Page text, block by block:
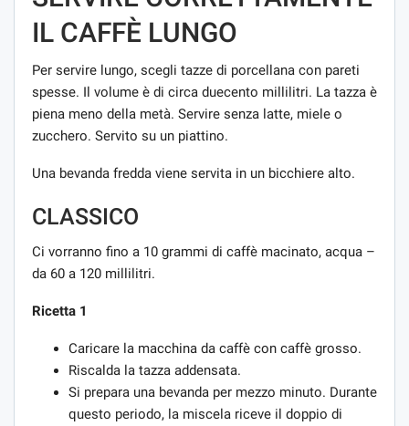
IL CAFFÈ LUNGO
Per servire lungo, scegli tazze di porcellana con pareti
spesse. Il volume è di circa duecento millilitri. La tazza è
piena meno della metà. Servire senza latte, miele o
zucchero. Servito su un piattino.
Una bevanda fredda viene servita in un bicchiere alto.
CLASSICO
Ci vorranno fino a 10 grammi di caffè macinato, acqua –
da 60 a 120 millilitri.
Ricetta 1
Caricare la macchina da caffè con caffè grosso.
Riscalda la tazza addensata.
Si prepara una bevanda per mezzo minuto. Durante
questo periodo, la miscela riceve il doppio di